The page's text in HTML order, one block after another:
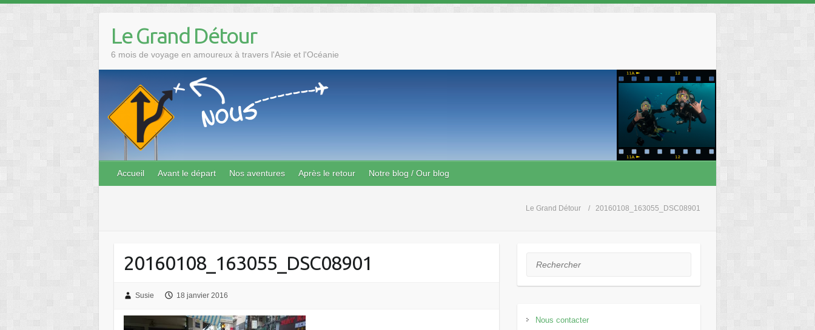
content
Le Grand Détour
6 mois de voyage en amoureux à travers l'Asie et l'Océanie
Accueil Avant le départ Nos aventures Après le retour Notre blog / Our blog
Le Grand Détour 20160108_163055_DSC08901
20160108_163055_DSC08901
Susie 18 janvier 2016
Rechercher
Nous contacter